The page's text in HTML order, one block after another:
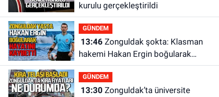
kurulu gerçekleştirildi
GÜNDEM
13:46Zonguldak şokta: Klasman
hakemi Hakan Ergin boğularak
hayatını kaybetti
GÜNDEM
13:30